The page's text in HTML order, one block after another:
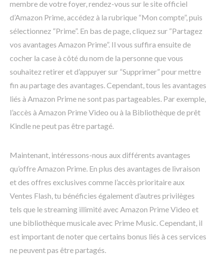
membre de votre foyer, rendez-vous sur le site officiel
d’Amazon Prime, accédez à la rubrique “Mon compte”, puis
sélectionnez “Prime”. En bas de page, cliquez sur “Partagez
vos avantages Amazon Prime”. Il vous suffira ensuite de
cocher la case à côté du nom de la personne que vous
souhaitez retirer et d’appuyer sur “Supprimer” pour mettre
fin au partage des avantages. Cependant, tous les avantages
liés à Amazon Prime ne sont pas partageables. Par exemple,
l’accès à Amazon Prime Video ou à la Bibliothèque de prêt
Kindle ne peut pas être partagé.
Maintenant, intéressons-nous aux différents avantages
qu’offre Amazon Prime. En plus des avantages de livraison
et des offres exclusives comme l’accès prioritaire aux
Ventes Flash, tu bénéficies également d’autres privilèges
tels que le streaming illimité avec Amazon Prime Video et
une bibliothèque musicale avec Prime Music. Cependant, il
est important de noter que certains bonus liés à ces services
ne peuvent pas être partagés.